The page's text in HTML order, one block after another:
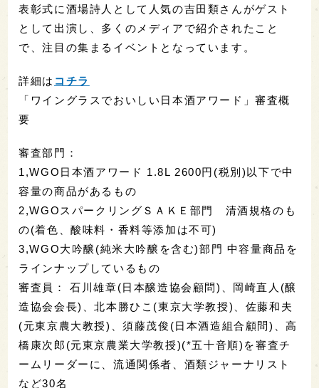
表彰式に酒場詩人として人気の吉田類さんがゲスト
として出演し、多くのメディアで紹介されたこと
で、注目の集まるイベントとなっています。
詳細は コチラ
「ワイングラスでおいしい日本酒アワード」審査概
要
審査部門：
1,WGO日本酒アワード 1.8L 2600円(税別)以下で中
容量の商品があるもの
2,WGOスパークリングＳＡＫＥ部門 清酒規格のも
の(着色、酸味料・香料等添加は不可)
3,WGO大吟醸(純米大吟醸を含む)部門 中容量商品を
ラインナップしているもの
審査員： 石川雄章(日本醸造協会顧問)、岡崎直人(醸
造協会会長)、北本勝ひこ(東京大学教授)、佐藤和夫
(元東京農大教授)、須藤茂俊(日本酒造組合顧問)、高
橋康次郎(元東京農業大学教授)(*五十音順)を審査チ
ームリーダーに、流通関係者、酒類ジャーナリスト
など30名